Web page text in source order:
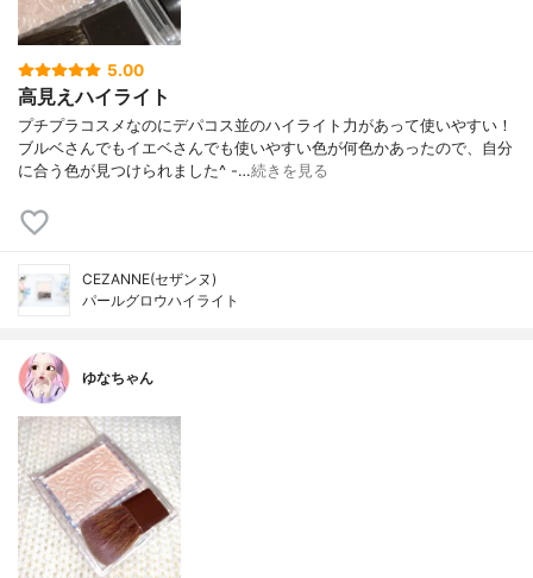
5.00
高見えハイライト
プチプラコスメなのにデパコス並のハイライト力があって使いやすい！
ブルベさんでもイエベさんでも使いやすい色が何色かあったので、自分
に合う色が見つけられました^ -…続きを見る
CEZANNE(セザンヌ)
パールグロウハイライト
ゆなちゃん